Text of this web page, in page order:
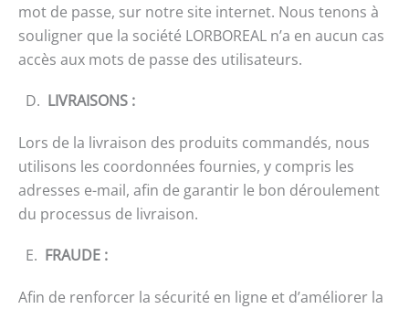
mot de passe, sur notre site internet. Nous tenons à
souligner que la société LORBOREAL n’a en aucun cas
accès aux mots de passe des utilisateurs.
D. LIVRAISONS :
Lors de la livraison des produits commandés, nous
utilisons les coordonnées fournies, y compris les
adresses e-mail, afin de garantir le bon déroulement
du processus de livraison.
E. FRAUDE :
Afin de renforcer la sécurité en ligne et d’améliorer la